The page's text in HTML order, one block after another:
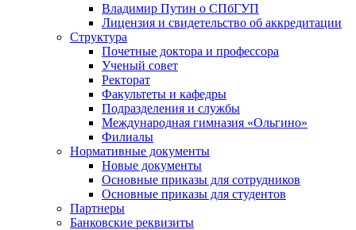
Владимир Путин о СПбГУП
Лицензия и свидетельство об аккредитации
Структура
Почетные доктора и профессора
Ученый совет
Ректорат
Факультеты и кафедры
Подразделения и службы
Международная гимназия «Ольгино»
Филиалы
Нормативные документы
Новые документы
Основные приказы для сотрудников
Основные приказы для студентов
Партнеры
Банковские реквизиты